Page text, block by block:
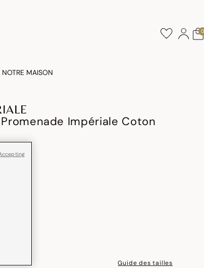
0
NOTRE MAISON
Impériale Coton
Guide des tailles